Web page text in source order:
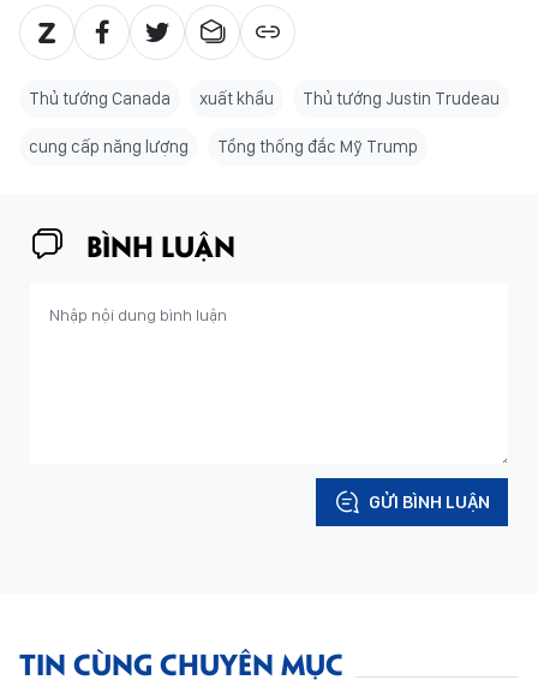
Thủ tướng Canada xuất khẩu Thủ tướng Justin Trudeau
cung cấp năng lượng Tổng thống đắc Mỹ Trump
BÌNH LUẬN
GỬI BÌNH LUẬN
TIN CÙNG CHUYÊN MỤC